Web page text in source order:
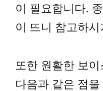
이 필요합니다.
이 뜨니 참고하
또한 원활한 보
다음과 같은 점